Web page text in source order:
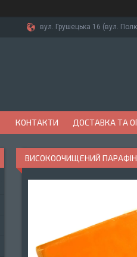
вул. Грушецька 16 (вул.
КОНТАКТИ ДОСТАВКА ТА
ВИСОКООЧИЩЕНИЙ